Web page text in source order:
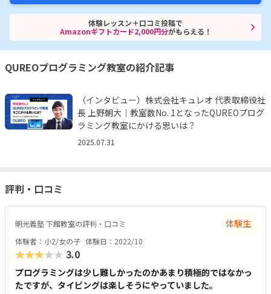
体験レッスン＋口コミ投稿で
Amazonギフトカード2,000円分がもらえる！
QUREOプログラミング教室の紹介記事
（インタビュー）株式会社キュレオ 代表取締役社
長 上野朝大｜教室数No. 1となったQUREOプログ
ラミング教室にかける思いは？
2025.07.31
評判・口コミ
明光義塾 下館教室の評判・口コミ 体験生
体験者：小2/女の子 体験日：2022/10
★★★★★ 3.0
プログラミングは少し難しかったのかあまり積極的ではなかっ
たですが、タイピングは楽しそうにやっていました。